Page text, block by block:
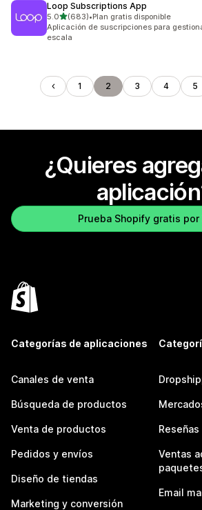
Loop Subscriptions App
5.0de 5 estrellas
(683)
683 reseñas en total
•Plan gratis disponible
Aplicación de suscripciones para
escala
1 2 3 4 5
¿Quieres
Prueba Shopify gratis por
Categorías de aplicaciones
Canales de venta
Búsqueda de productos
Venta de productos
Pedidos y envíos
Diseño de tiendas
Marketing y conversión
Ventas
Email